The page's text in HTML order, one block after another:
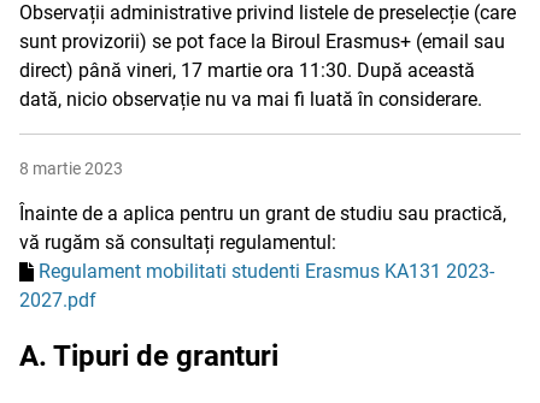
Observații administrative privind listele de preselecție (care
sunt provizorii) se pot face la Biroul Erasmus+ (email sau
direct) până vineri, 17 martie ora 11:30. După această
dată, nicio observație nu va mai fi luată în considerare.
8 martie 2023
Înainte de a aplica pentru un grant de studiu sau practică,
vă rugăm să consultați regulamentul:
Regulament mobilitati studenti Erasmus KA131 2023-
2027.pdf
A. Tipuri de granturi